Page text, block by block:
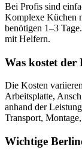
Bei Profis sind
Komplexe Küchen
benötigen 1–3
mit Helfern.
Was kostet
Die Kosten
Arbeitsplatte,
anhand der
Transport,
Wichtige